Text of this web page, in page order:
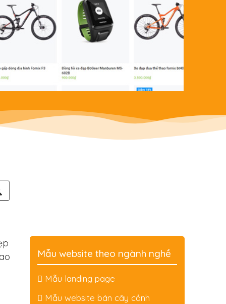
Mẫu website theo ngành nghề
Mẫu landing page
Mẫu website bán cây cảnh